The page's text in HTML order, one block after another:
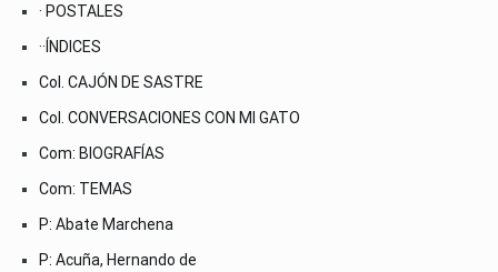
· POSTALES
··ÍNDICES
Col. CAJÓN DE SASTRE
Col. CONVERSACIONES CON MI GATO
Com: BIOGRAFÍAS
Com: TEMAS
P: Abate Marchena
P: Acuña, Hernando de